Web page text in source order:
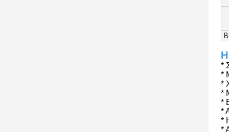
*
*
*
*
*
*
*
*